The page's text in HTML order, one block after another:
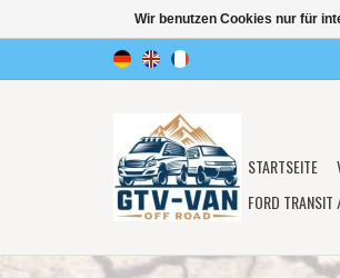
STARTSEITE
FORD
Wir benutzen Cookies nur für